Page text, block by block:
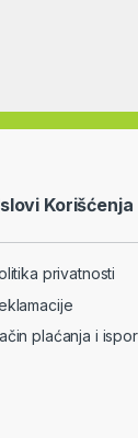
Korišćenja
privatnosti
plaćanja i